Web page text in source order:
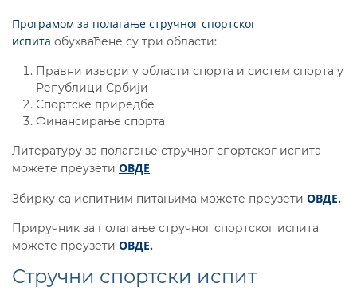
Програмом за полагање стручног спортског
испита обухваћене су три области:
Правни извори у области спорта и систем спорта у
Републици Србији
Спортске приредбе
Финансирање спорта
Литературу за полагање стручног спортског испита
можете преузети ОВДЕ
Збирку са испитним питањима можете преузети ОВДЕ.
Приручник за полагање стручног спортског испита
можете преузети ОВДЕ.
Стручни спортски испит